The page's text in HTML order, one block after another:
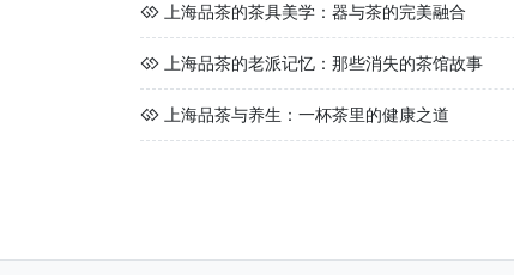
上海品茶的茶具美学：器与茶的完美融合
上海品茶的老派记忆：那些消失的茶馆故事
上海品茶与养生：一杯茶里的健康之道